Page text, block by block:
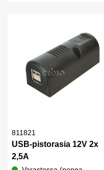
811821
USB-pistorasia 12V 2x
2,5A